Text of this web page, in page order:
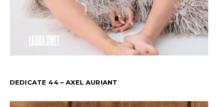
DEDICATE 44 – AXEL AURIANT